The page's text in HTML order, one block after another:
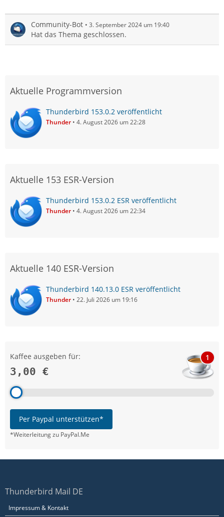
Community-Bot 3. September 2024 um 19:40
Hat das Thema geschlossen.
Aktuelle Programmversion
Thunderbird 153.0.2 veröffentlicht
Thunder 4. August 2026 um 22:28
Aktuelle 153 ESR-Version
Thunderbird 153.0.2 ESR veröffentlicht
Thunder 4. August 2026 um 22:34
Aktuelle 140 ESR-Version
Thunderbird 140.13.0 ESR veröffentlicht
Thunder 22. Juli 2026 um 19:16
Kaffee ausgeben für:
3,00 €
1
Per Paypal unterstützen*
*Weiterleitung zu PayPal.Me
Thunderbird Mail DE
Impressum & Kontakt